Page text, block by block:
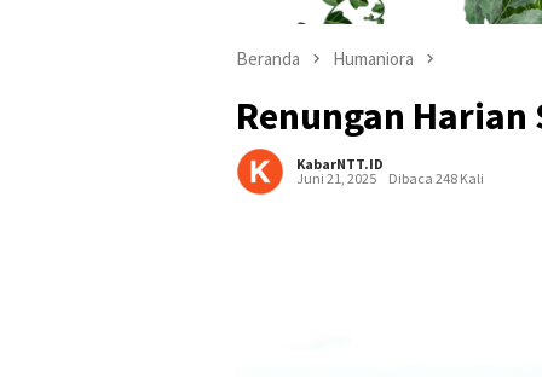
Beranda Humaniora
Renungan
KabarNTT.ID
Juni 21, 2025
Dibaca 248 Kali